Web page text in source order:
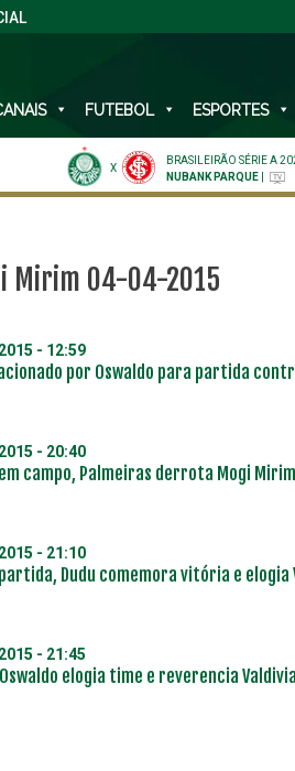
FUTEBOL ESPORTES
X
BRASILEIRÃO SÉRIE A
NUBANK PARQUE
Mirim 04-04-2015
- 12:59
por Oswaldo para partida
- 20:40
campo, Palmeiras derrota Mogi
- 21:10
Dudu comemora vitória e elogia
- 21:45
elogia time e reverencia